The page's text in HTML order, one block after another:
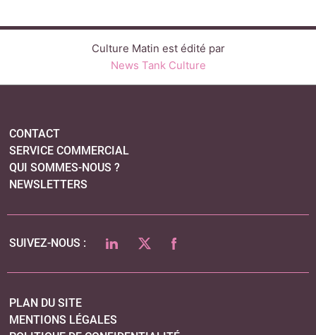
Culture Matin est édité par
News Tank Culture
CONTACT
SERVICE COMMERCIAL
QUI SOMMES-NOUS ?
NEWSLETTERS
SUIVEZ-NOUS : LINKEDINTWITTERFACEBOOK
PLAN DU SITE
MENTIONS LÉGALES